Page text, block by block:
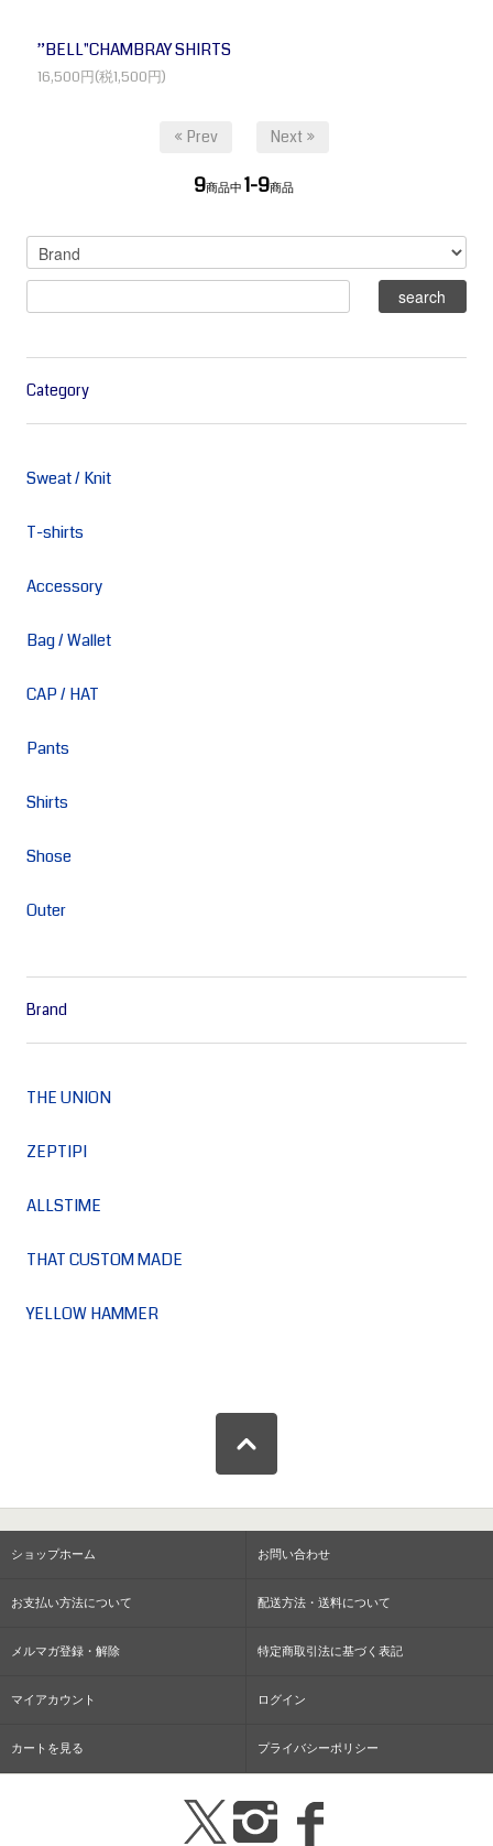
”BELL"CHAMBRAY SHIRTS
16,500円(税1,500円)
« Prev Next »
9商品中 1-9商品
Category
Sweat / Knit
T-shirts
Accessory
Bag / Wallet
CAP / HAT
Pants
Shirts
Shose
Outer
Brand
THE UNION
ZEPTIPI
ALLSTIME
THAT CUSTOM MADE
YELLOW HAMMER
ショップホーム お問い合わせ
お支払い方法について 配送方法・送料について
メルマガ登録・解除 特定商取引法に基づく表記
マイアカウント ログイン
カートを見る プライバシーポリシー